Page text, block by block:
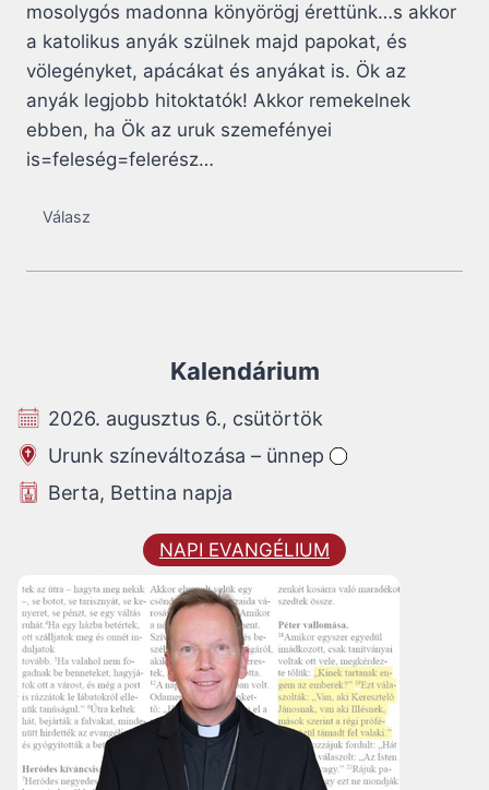
mosolygós madonna könyörögj érettünk…s akkor
a katolikus anyák szülnek majd papokat, és
völegényket, apácákat és anyákat is. Ök az
anyák legjobb hitoktatók! Akkor remekelnek
ebben, ha Ök az uruk szemefényei
is=feleség=felerész…
Válasz
Kalendárium
2026. augusztus 6., csütörtök
Urunk színeváltozása – ünnep
Berta, Bettina napja
NAPI EVANGÉLIUM